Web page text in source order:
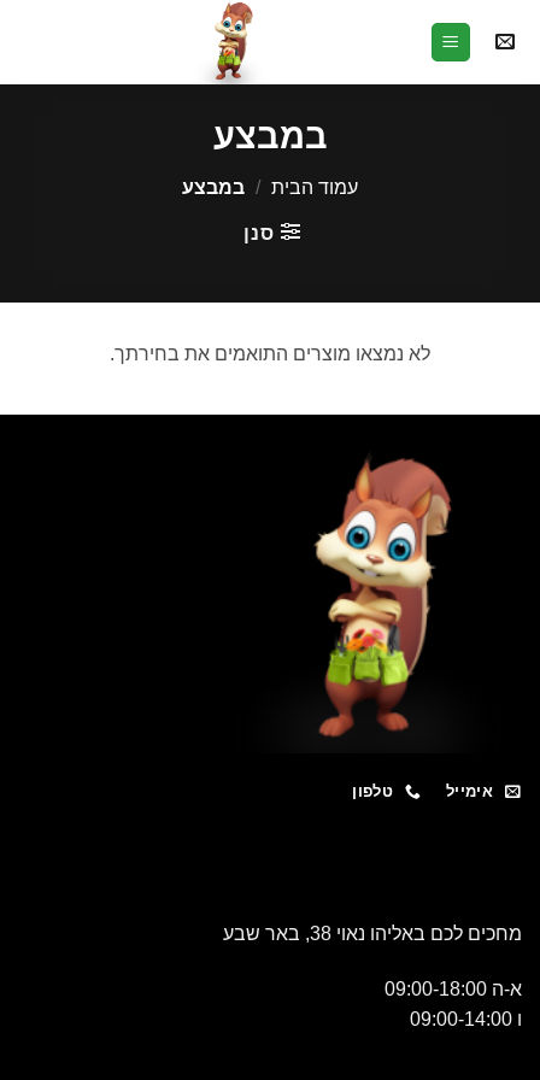
במבצע
עמוד הבית / במבצע
סנן
לא נמצאו מוצרים התואמים את בחירתך.
אימייל טלפון
מחכים לכם באליהו נאוי 38, באר שבע
א-ה 09:00-18:00
ו 09:00-14:00